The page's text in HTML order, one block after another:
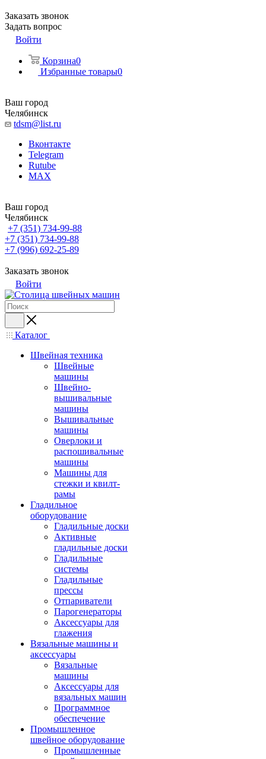
Заказать звонок
Задать вопрос
Войти
Корзина0
Избранные товары0
Ваш город
Челябинск
tdsm@list.ru
Вконтакте
Telegram
Rutube
MAX
Ваш город
Челябинск
+7 (351) 734-99-88
+7 (351) 734-99-88
+7 (996) 692-25-89
Заказать звонок
Войти
Каталог
Швейная техника
Швейные
машины
Швейно-
вышивальные
машины
Вышивальные
машины
Оверлоки и
распошивальные
машины
Машины для
стежки и квилт-
рамы
Гладильное
оборудование
Гладильные доски
Активные
гладильные доски
Гладильные
системы
Гладильные
прессы
Отпариватели
Парогенераторы
Аксессуары для
глажения
Вязальные машины и
аксессуары
Вязальные
машины
Аксессуары для
вязальных машин
Программное
обеспечение
Промышленное
швейное оборудование
Промышленные